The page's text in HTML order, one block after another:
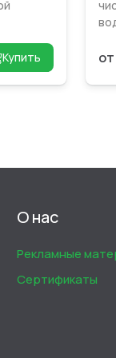
Купить
О нас
Рекламные
Сертификаты